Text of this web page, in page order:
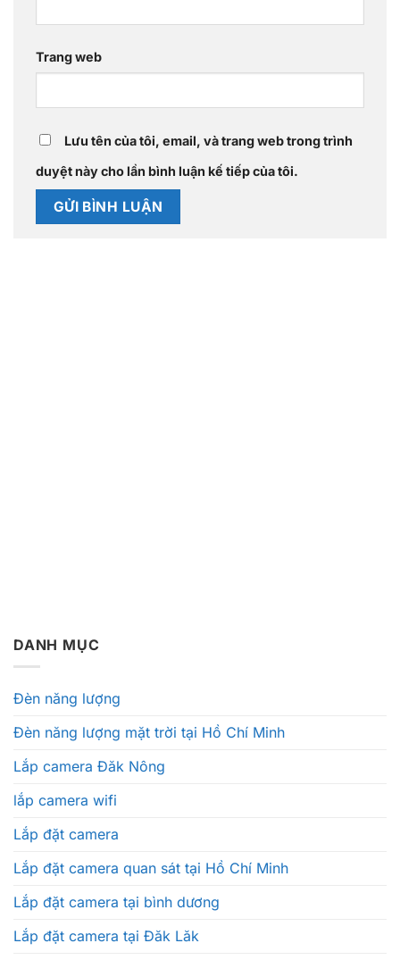
Trang web
Lưu tên của tôi, email, và trang web trong trình
duyệt này cho lần bình luận kế tiếp của tôi.
DANH MỤC
Đèn năng lượng
Đèn năng lượng mặt trời tại Hồ Chí Minh
Lắp camera Đăk Nông
lắp camera wifi
Lắp đặt camera
Lắp đặt camera quan sát tại Hồ Chí Minh
Lắp đặt camera tại bình dương
Lắp đặt camera tại Đăk Lăk